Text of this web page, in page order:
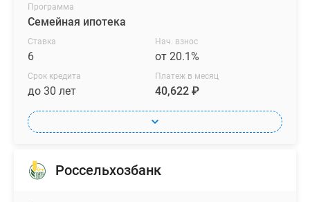
Программа
Семейная ипотека
Ставка
6
Нач. взнос
от 20.1%
Срок кредита
до 30 лет
Платеж в месяц
40,622 ₽
Россельхозбанк